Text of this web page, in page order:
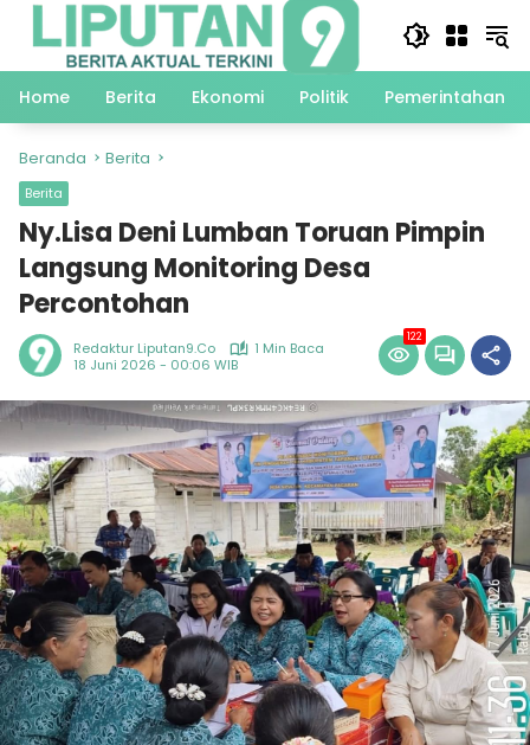
Langsung
Home
Berita Ekonomi Politik Pemerintahan
Beranda Berita
Berita
Ny.Lisa Deni Lumban Toruan Pimpin
Langsung Monitoring Desa
Percontohan
Redaktur Liputan9.co
1 Min Baca
18 Juni 2026 - 00:06 WIB
122